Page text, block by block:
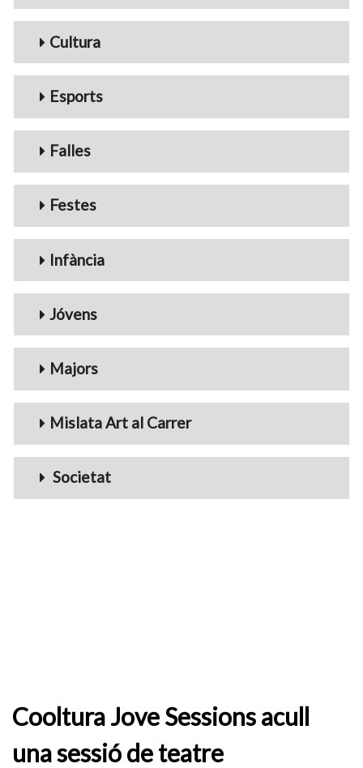
Cultura
Esports
Falles
Festes
Infància
Jóvens
Majors
Mislata Art al Carrer
Societat
Cooltura Jove Sessions acull
una sessió de teatre